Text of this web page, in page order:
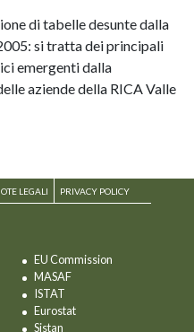
di tabelle desunte dalla
si tratta dei principali
emergenti dalla
aziende della RICA Valle
LEGALI PRIVACY POLICY
EU Commission
MASAF
ISTAT
Eurostat
Sistan